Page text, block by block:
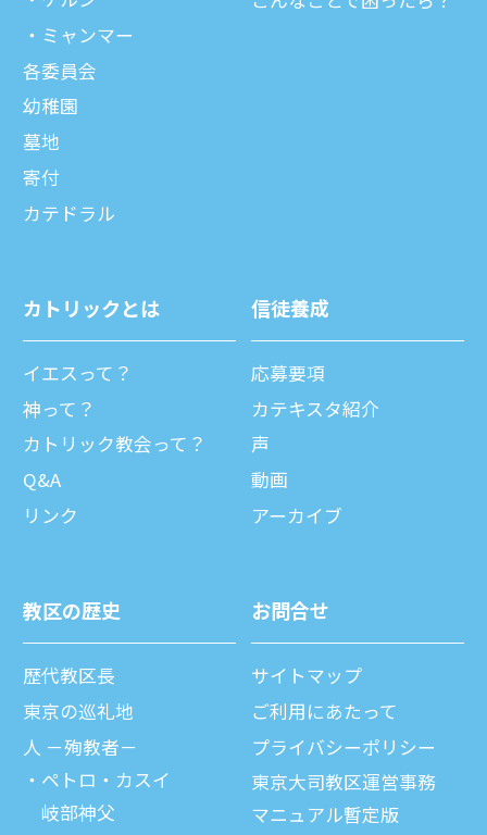
ミャンマー
各委員会
幼稚園
墓地
寄付
カテドラル
カトリックとは
イエスって？
神って？
カトリック教会って？
Q&A
リンク
信徒養成
応募要項
カテキスタ紹介
声
動画
アーカイブ
教区の歴史
歴代教区⻑
東京の巡礼地
⼈ －殉教者－
ペトロ・カスイ
岐部神父
お問合せ
サイトマップ
ご利⽤にあたって
プライバシーポリシー
東京大司教区運営事務
マニュアル暫定版